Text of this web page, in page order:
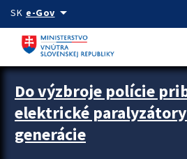
Preskocit na hlavný obsah
SK e-Govarrow_drop_down
Zastavit automatický posun upútavok
Do výzbroje polície
elektrické
generácie